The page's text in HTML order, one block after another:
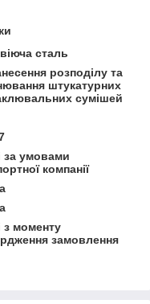
сталь
розподілу та
штукатурних
сумішей
за умовами
компанії
з моменту
замовлення